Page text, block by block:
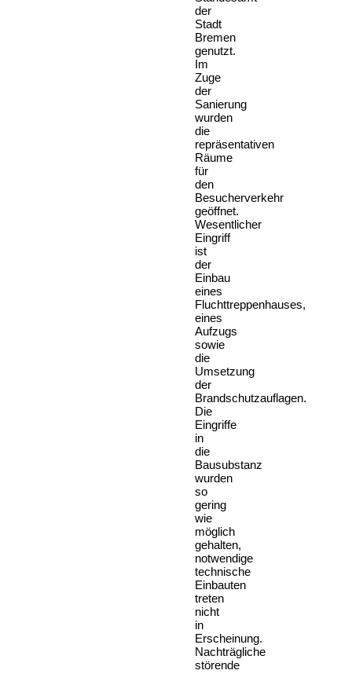
der
Stadt
Bremen
genutzt.
Im
Zuge
der
Sanierung
wurden
die
repräsentativen
Räume
für
den
Besucherverkehr
geöffnet.
Wesentlicher
Eingriff
ist
der
Einbau
eines
Fluchttreppenhauses,
eines
Aufzugs
sowie
die
Umsetzung
der
Brandschutzauflagen.
Die
Eingriffe
in
die
Bausubstanz
wurden
so
gering
wie
möglich
gehalten,
notwendige
technische
Einbauten
treten
nicht
in
Erscheinung.
Nachträgliche
störende